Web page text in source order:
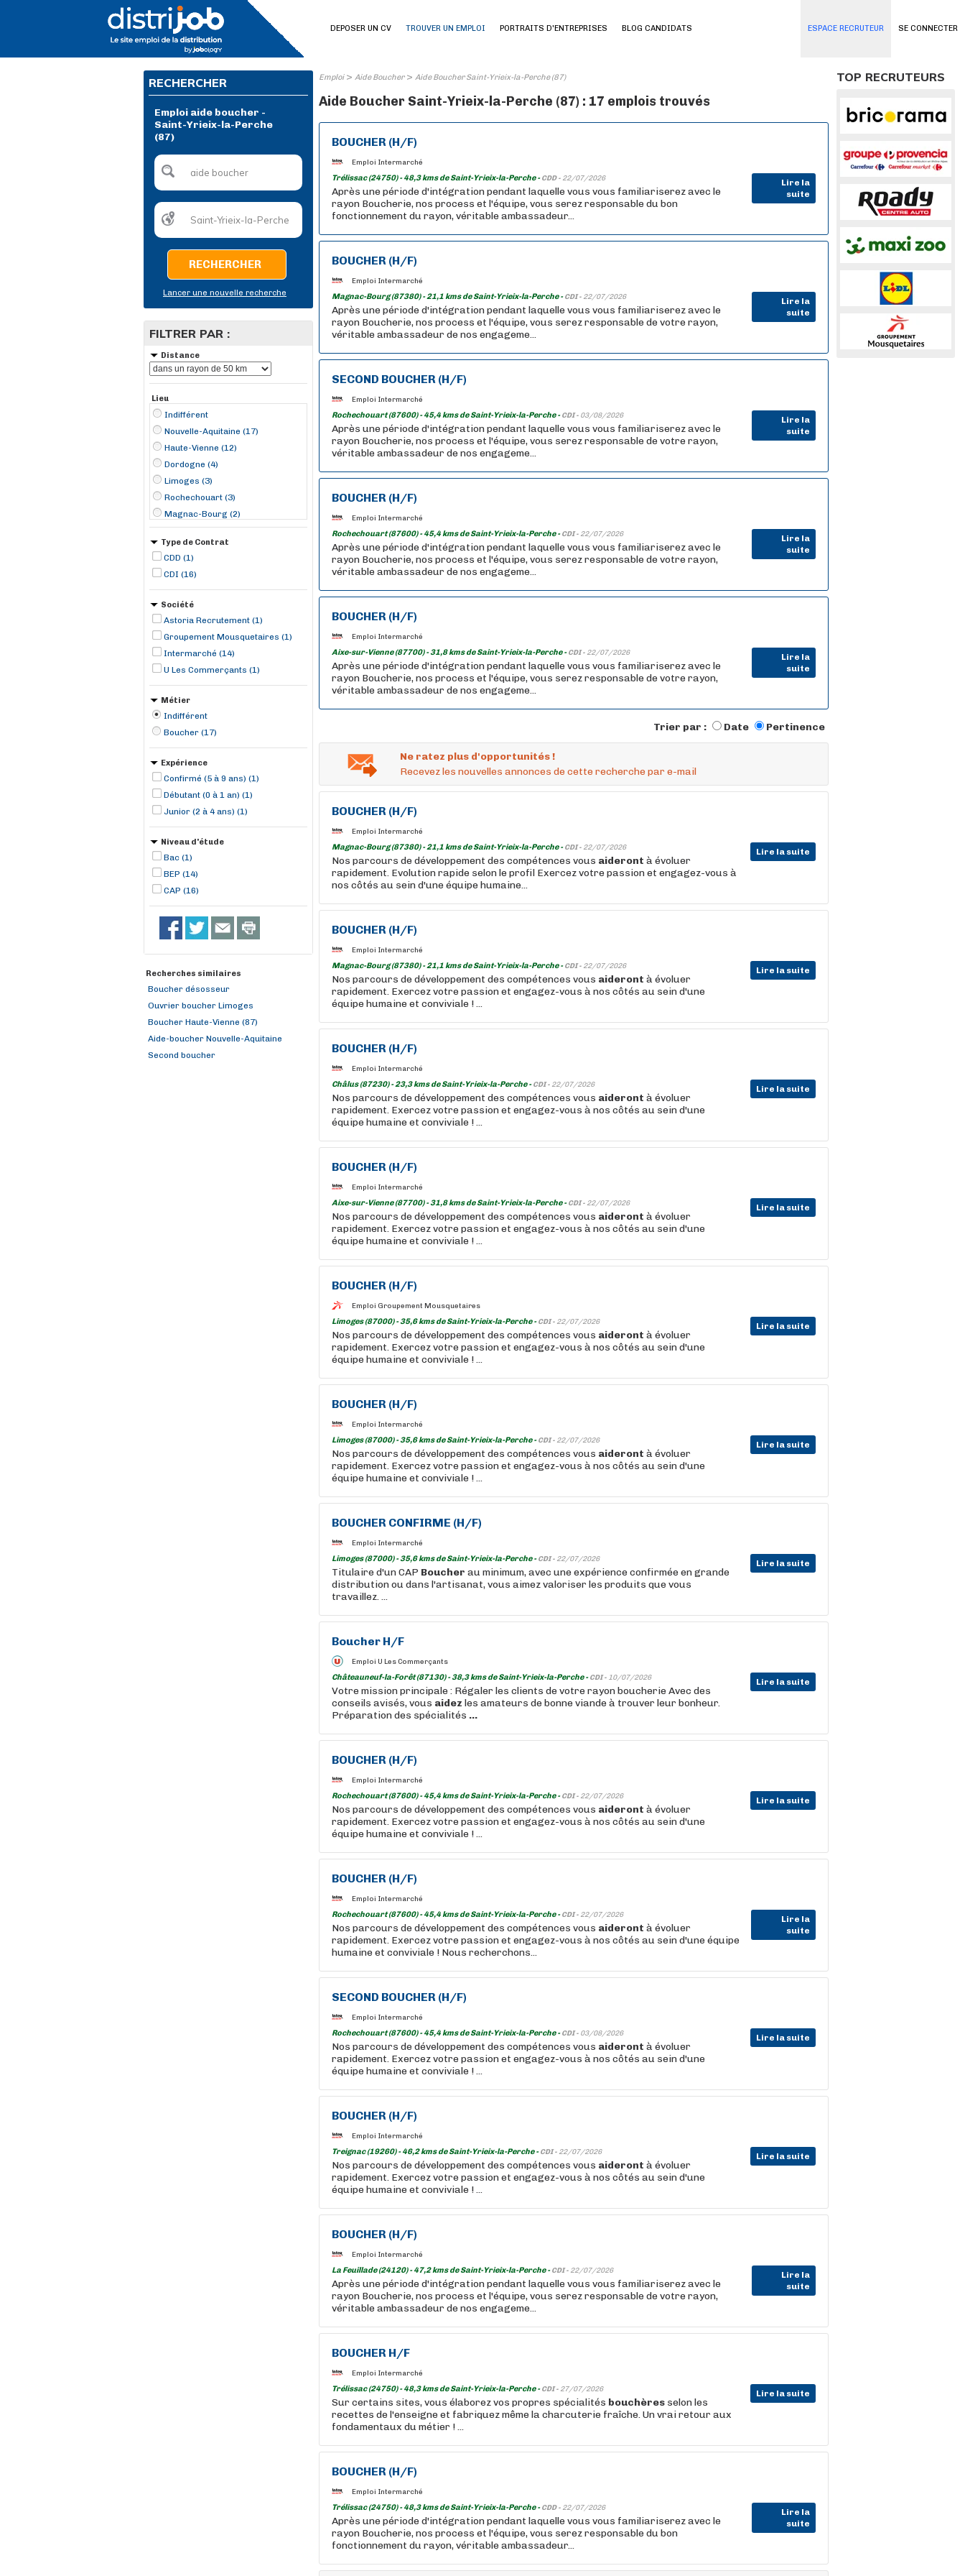
SE CONNECTER
DEPOSER UN CV TROUVER UN EMPLOI PORTRAITS D'ENTREPRISES BLOG CANDIDATS ESPACE RECRUTEUR
RECHERCHER
Emploi aide boucher -
Saint-Yrieix-la-Perche
(87)
RECHERCHER
Lancer une nouvelle recherche
FILTRER PAR :
Distance
Lieu
Indifférent
Nouvelle-Aquitaine (17)
Haute-Vienne (12)
Dordogne (4)
Limoges (3)
Rochechouart (3)
Magnac-Bourg (2)
Trélissac (2)
Aixe-sur-Vienne (1)
Châlus (1)
Châteauneuf-la-Forêt (1)
Type de Contrat
CDD (1)
CDI (16)
Société
Astoria Recrutement (1)
Groupement Mousquetaires (1)
Intermarché (14)
U Les Commerçants (1)
Métier
Indifférent
Boucher (17)
Expérience
Confirmé (5 à 9 ans) (1)
Débutant (0 à 1 an) (1)
Junior (2 à 4 ans) (1)
Niveau d'étude
Bac (1)
BEP (14)
CAP (16)
Recherches similaires
Boucher désosseur
Ouvrier boucher Limoges
Boucher Haute-Vienne (87)
Aide-boucher Nouvelle-Aquitaine
Second boucher
Emploi> Aide Boucher> Aide Boucher Saint-Yrieix-la-Perche (87)
Aide Boucher Saint-Yrieix-la-Perche (87) : 17 emplois trouvés
BOUCHER (H/F)
Emploi Intermarché
Trélissac (24750) - 48,3 kms de Saint-Yrieix-la-Perche -CDD - 22/07/2026
Lire la
suite
Après une période d'intégration pendant laquelle vous vous familiariserez avec le
rayon Boucherie, nos process et l'équipe, vous serez responsable du bon
fonctionnement du rayon, véritable ambassadeur...
BOUCHER (H/F)
Emploi Intermarché
Magnac-Bourg (87380) - 21,1 kms de Saint-Yrieix-la-Perche -CDI - 22/07/2026
Lire la
suite
Après une période d'intégration pendant laquelle vous vous familiariserez avec le
rayon Boucherie, nos process et l'équipe, vous serez responsable de votre rayon,
véritable ambassadeur de nos engageme...
SECOND BOUCHER (H/F)
Emploi Intermarché
Rochechouart (87600) - 45,4 kms de Saint-Yrieix-la-Perche -CDI - 03/08/2026
Lire la
suite
Après une période d'intégration pendant laquelle vous vous familiariserez avec le
rayon Boucherie, nos process et l'équipe, vous serez responsable de votre rayon,
véritable ambassadeur de nos engageme...
BOUCHER (H/F)
Emploi Intermarché
Rochechouart (87600) - 45,4 kms de Saint-Yrieix-la-Perche -CDI - 22/07/2026
Lire la
suite
Après une période d'intégration pendant laquelle vous vous familiariserez avec le
rayon Boucherie, nos process et l'équipe, vous serez responsable de votre rayon,
véritable ambassadeur de nos engageme...
BOUCHER (H/F)
Emploi Intermarché
Aixe-sur-Vienne (87700) - 31,8 kms de Saint-Yrieix-la-Perche -CDI - 22/07/2026
Lire la
suite
Après une période d'intégration pendant laquelle vous vous familiariserez avec le
rayon Boucherie, nos process et l'équipe, vous serez responsable de votre rayon,
véritable ambassadeur de nos engageme...
Trier par : Date Pertinence
Ne ratez plus d'opportunités !
Recevez les nouvelles annonces de cette recherche par e-mail
BOUCHER (H/F)
Emploi Intermarché
Magnac-Bourg (87380) - 21,1 kms de Saint-Yrieix-la-Perche -CDI - 22/07/2026 Lire la suite
Nos parcours de développement des compétences vous aideront à évoluer
rapidement. Evolution rapide selon le profil Exercez votre passion et engagez-vous à
nos côtés au sein d'une équipe humaine...
BOUCHER (H/F)
Emploi Intermarché
Magnac-Bourg (87380) - 21,1 kms de Saint-Yrieix-la-Perche -CDI - 22/07/2026 Lire la suite
Nos parcours de développement des compétences vous aideront à évoluer
rapidement. Exercez votre passion et engagez-vous à nos côtés au sein d'une
équipe humaine et conviviale ! ...
BOUCHER (H/F)
Emploi Intermarché
Châlus (87230) - 23,3 kms de Saint-Yrieix-la-Perche -CDI - 22/07/2026 Lire la suite
Nos parcours de développement des compétences vous aideront à évoluer
rapidement. Exercez votre passion et engagez-vous à nos côtés au sein d'une
équipe humaine et conviviale ! ...
BOUCHER (H/F)
Emploi Intermarché
Aixe-sur-Vienne (87700) - 31,8 kms de Saint-Yrieix-la-Perche -CDI - 22/07/2026 Lire la suite
Nos parcours de développement des compétences vous aideront à évoluer
rapidement. Exercez votre passion et engagez-vous à nos côtés au sein d'une
équipe humaine et conviviale ! ...
BOUCHER (H/F)
Emploi Groupement Mousquetaires
Limoges (87000) - 35,6 kms de Saint-Yrieix-la-Perche -CDI - 22/07/2026 Lire la suite
Nos parcours de développement des compétences vous aideront à évoluer
rapidement. Exercez votre passion et engagez-vous à nos côtés au sein d'une
équipe humaine et conviviale ! ...
BOUCHER (H/F)
Emploi Intermarché
Limoges (87000) - 35,6 kms de Saint-Yrieix-la-Perche -CDI - 22/07/2026 Lire la suite
Nos parcours de développement des compétences vous aideront à évoluer
rapidement. Exercez votre passion et engagez-vous à nos côtés au sein d'une
équipe humaine et conviviale ! ...
BOUCHER CONFIRME (H/F)
Emploi Intermarché
Limoges (87000) - 35,6 kms de Saint-Yrieix-la-Perche -CDI - 22/07/2026 Lire la suite
Titulaire d'un CAP Boucher au minimum, avec une expérience confirmée en grande
distribution ou dans l'artisanat, vous aimez valoriser les produits que vous
travaillez. ...
Boucher H/F
Emploi U Les Commerçants
Châteauneuf-la-Forêt (87130) - 38,3 kms de Saint-Yrieix-la-Perche -CDI - 10/07/2026 Lire la suite
Votre mission principale : Régaler les clients de votre rayon boucherie Avec des
conseils avisés, vous aidez les amateurs de bonne viande à trouver leur bonheur.
Préparation des spécialités ...
BOUCHER (H/F)
Emploi Intermarché
Rochechouart (87600) - 45,4 kms de Saint-Yrieix-la-Perche -CDI - 22/07/2026 Lire la suite
Nos parcours de développement des compétences vous aideront à évoluer
rapidement. Exercez votre passion et engagez-vous à nos côtés au sein d'une
équipe humaine et conviviale ! ...
BOUCHER (H/F)
Emploi Intermarché
Rochechouart (87600) - 45,4 kms de Saint-Yrieix-la-Perche -CDI - 22/07/2026
Lire la
suite
Nos parcours de développement des compétences vous aideront à évoluer
rapidement. Exercez votre passion et engagez-vous à nos côtés au sein d'une équipe
humaine et conviviale ! Nous recherchons...
SECOND BOUCHER (H/F)
Emploi Intermarché
Rochechouart (87600) - 45,4 kms de Saint-Yrieix-la-Perche -CDI - 03/08/2026 Lire la suite
Nos parcours de développement des compétences vous aideront à évoluer
rapidement. Exercez votre passion et engagez-vous à nos côtés au sein d'une
équipe humaine et conviviale ! ...
BOUCHER (H/F)
Emploi Intermarché
Treignac (19260) - 46,2 kms de Saint-Yrieix-la-Perche -CDI - 22/07/2026 Lire la suite
Nos parcours de développement des compétences vous aideront à évoluer
rapidement. Exercez votre passion et engagez-vous à nos côtés au sein d'une
équipe humaine et conviviale ! ...
BOUCHER (H/F)
Emploi Intermarché
La Feuillade (24120) - 47,2 kms de Saint-Yrieix-la-Perche -CDI - 22/07/2026
Lire la
suite
Après une période d'intégration pendant laquelle vous vous familiariserez avec le
rayon Boucherie, nos process et l'équipe, vous serez responsable de votre rayon,
véritable ambassadeur de nos engageme...
BOUCHER H/F
Emploi Intermarché
Trélissac (24750) - 48,3 kms de Saint-Yrieix-la-Perche -CDI - 27/07/2026 Lire la suite
Sur certains sites, vous élaborez vos propres spécialités bouchères selon les
recettes de l'enseigne et fabriquez même la charcuterie fraîche. Un vrai retour aux
fondamentaux du métier ! ...
BOUCHER (H/F)
Emploi Intermarché
Trélissac (24750) - 48,3 kms de Saint-Yrieix-la-Perche -CDD - 22/07/2026
Lire la
suite
Après une période d'intégration pendant laquelle vous vous familiariserez avec le
rayon Boucherie, nos process et l'équipe, vous serez responsable du bon
fonctionnement du rayon, véritable ambassadeur...
TOP RECRUTEURS